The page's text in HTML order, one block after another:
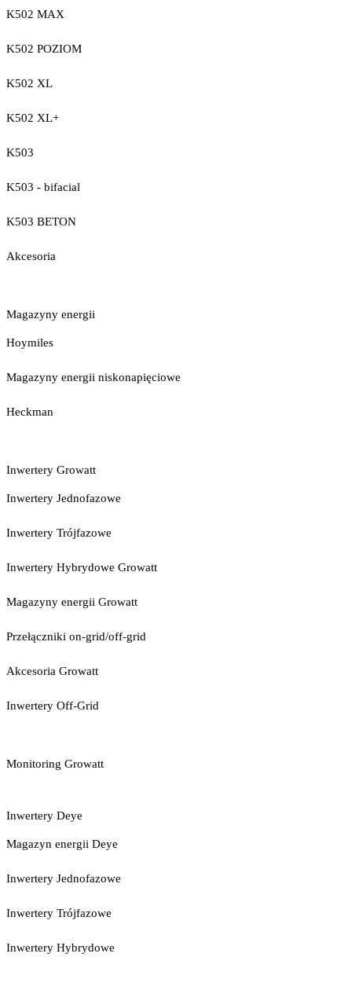
K502 MAX
K502 POZIOM
K502 XL
K502 XL+
K503
K503 - bifacial
K503 BETON
Akcesoria
Magazyny energii
Hoymiles
Magazyny energii niskonapięciowe
Heckman
Inwertery Growatt
Inwertery Jednofazowe
Inwertery Trójfazowe
Inwertery Hybrydowe Growatt
Magazyny energii Growatt
Przełączniki on-grid/off-grid
Akcesoria Growatt
Inwertery Off-Grid
Monitoring Growatt
Inwertery Deye
Magazyn energii Deye
Inwertery Jednofazowe
Inwertery Trójfazowe
Inwertery Hybrydowe